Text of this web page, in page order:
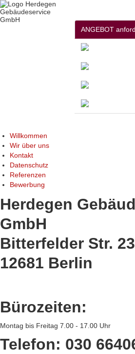
ANGEBOT
Willkommen
Wir über uns
Kontakt
Datenschutz
Referenzen
Bewerbung
Herdegen
GmbH
Bitterfelder Str. 23
12681 Berlin
Bürozeiten:
Montag bis Freitag 7.00 - 17.00 Uhr
Telefon: 030